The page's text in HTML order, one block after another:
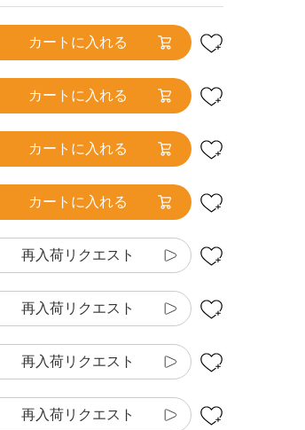
カートに入れる
カートに入れる
カートに入れる
カートに入れる
再入荷リクエスト
再入荷リクエスト
再入荷リクエスト
再入荷リクエスト